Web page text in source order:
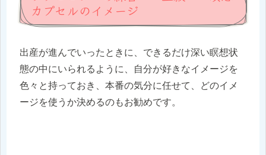
カプセルのイメージ
出産が進んでいったときに、できるだけ深い瞑想状
態の中にいられるように、自分が好きなイメージを
色々と持っておき、本番の気分に任せて、どのイメ
ージを使うか決めるのもお勧めです。